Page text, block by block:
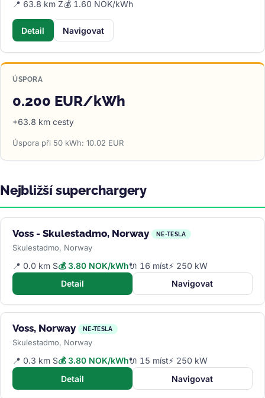
📍 63.8 km Z💰 1.60 NOK/kWh
Detail Navigovat
ÚSPORA
0.200 EUR/kWh
+63.8 km cesty
Úspora při 50 kWh: 10.02 EUR
Nejbližší superchargery
Voss - Skulestadmo, Norway NE-TESLA
Skulestadmo, Norway
📍 0.0 km S💰 3.80 NOK/kWh🔌 16 míst⚡ 250 kW
Detail
Navigovat
Voss, Norway NE-TESLA
Skulestadmo, Norway
📍 0.3 km S💰 3.80 NOK/kWh🔌 15 míst⚡ 250 kW
Detail
Navigovat